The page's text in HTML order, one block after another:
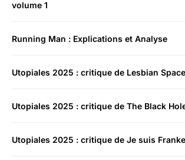
volume 1
Running Man : Explications et Analyse
Utopiales 2025 : critique de Lesbian
Utopiales 2025 : critique de The Black
Utopiales 2025 : critique de Je suis